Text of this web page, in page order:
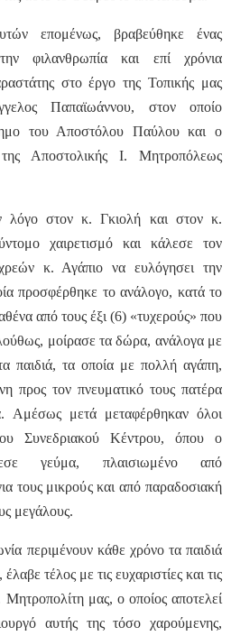
επομένως, βραβεύθηκε ένας
φιλανθρωπία και επί χρόνια
στο έργο της Τοπικής μας
Παπαϊωάννου, στον οποίο
του Αποστόλου Παύλουκαι ο
Αποστολικής Ι. Μητροπόλεως
λόγο στονκ. Γκιολή και στονκ.
χαιρετισμό και κάλεσε τον
κ. Αγάπιο να ευλόγησει την
προσφέρθηκε το ανάλογο, κατά το
από τους έξι (6) «τυχερούς» που
μοίρασε τα δώρα, ανάλογα με
παιδιά, τα οποία με πολλή αγάπη,
προς τον πνευματικό τους πατέρα
Αμέσως μετά μεταφέρθηκαν όλοι
Συνεδριακού Κέντρου, όπου ο
γεύμα, πλαισιωμένο από
τους μικρούς και από παραδοσιακή
μεγάλους.
περιμένουν κάθε χρόνο τα παιδιά
τέλος με τις ευχαριστίες και τις
μας, ο οποίος αποτελεί
αυτής της τόσο χαρούμενης,